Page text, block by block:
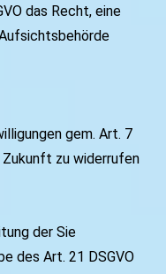
das Recht, eine
gem. Art. 7
Zukunft zu widerrufen
der Sie
des Art. 21 DSGVO